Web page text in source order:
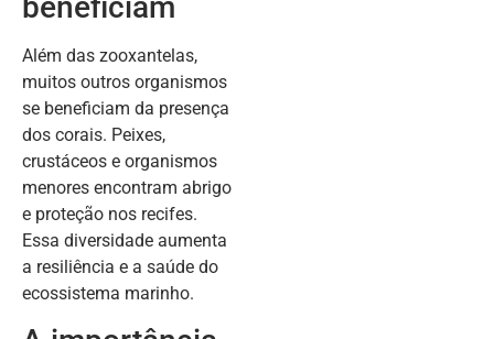
Além das zooxantelas,
muitos outros organismos
se beneficiam da presença
dos corais. Peixes,
crustáceos e organismos
menores encontram abrigo
e proteção nos recifes.
Essa diversidade aumenta
a resiliência e a saúde do
ecossistema marinho.